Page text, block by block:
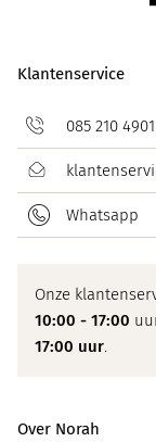
Klantenservice
085 210 4901
Whatsapp
Onze
10:00 - 17:00
17:00 uur.
Over Norah